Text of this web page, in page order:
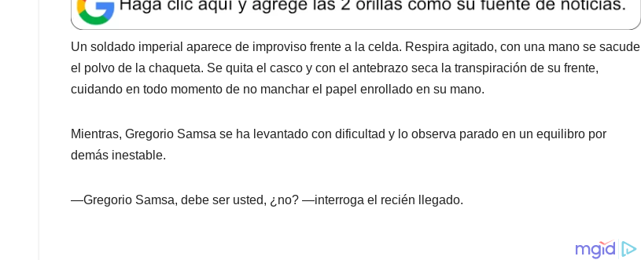
t
s
A
p
p
e
b
o
o
k
k
e
d
I
n
l
e
a
d
s
Un soldado imperial aparece de improviso frente a la celda. Respira agitado, con una mano se sacude
el polvo de la chaqueta. Se quita el casco y con el antebrazo seca la transpiración de su frente,
cuidando en todo momento de no manchar el papel enrollado en su mano.
Mientras, Gregorio Samsa se ha levantado con dificultad y lo observa parado en un equilibro por
demás inestable.
—Gregorio Samsa, debe ser usted, ¿no? —interroga el recién llegado.